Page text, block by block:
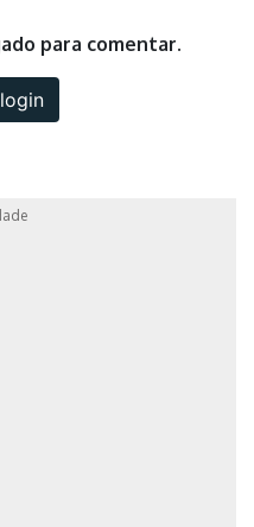
para comentar.